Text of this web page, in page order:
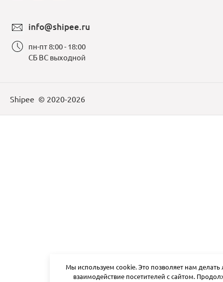
info@shipee.ru
пн-пт 8:00 - 18:00
СБ ВС выходной
Shipee © 2020-2026
Мы используем cookie. Это позволяет нам делать
взаимодействие посетителей с сайтом.